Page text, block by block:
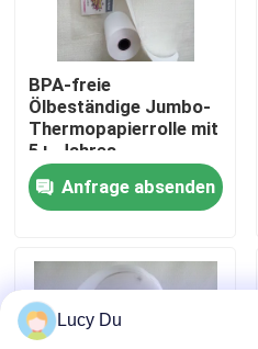
Über uns
Werksbesichtigung
Qualitätskontrolle
Kontakt mit uns
Neuigkeiten
BPA-freie
Ölbeständige Jumbo-
Thermopapierrolle mit
5+-Jahres-
Bildlebensdauer für
POS-Bestätigungen
Anfrage absenden
Lucy Du